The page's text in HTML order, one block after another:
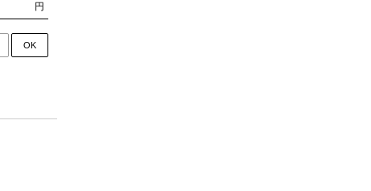
円
OK